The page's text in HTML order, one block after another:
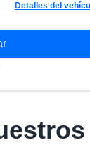
Detalles del